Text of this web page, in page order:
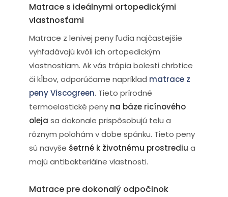
Matrace s ideálnymi ortopedickými
vlastnosťami
Matrace z lenivej peny ľudia najčastejšie
vyhľadávajú kvôli ich ortopedickým
vlastnostiam. Ak vás trápia bolesti chrbtice
či kĺbov, odporúčame napríklad matrace z
peny Viscogreen. Tieto prírodné
termoelastické peny na báze ricínového
oleja sa dokonale prispôsobujú telu a
rôznym polohám v dobe spánku. Tieto peny
sú navyše šetrné k životnému prostrediu a
majú antibakteriálne vlastnosti.
Matrace pre dokonalý odpočinok